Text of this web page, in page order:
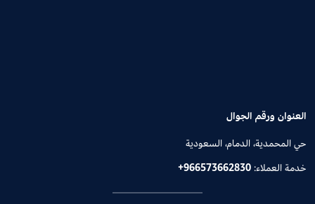
العنوان ورقم الجوال
حي المحمدية، الدمام، السعودية
خدمة العملاء:+966573662830